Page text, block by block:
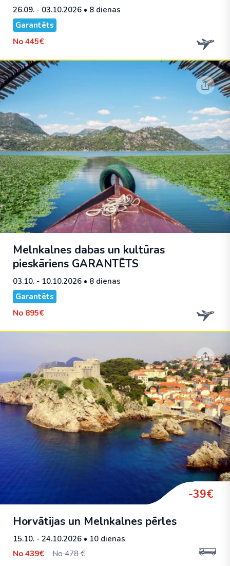
26.09. - 03.10.2026 • 8 dienas
Garantēts
No 445€
Melnkalnes dabas un kultūras
pieskāriens GARANTĒTS
03.10. - 10.10.2026 • 8 dienas
Garantēts
No 895€
-39€
Horvātijas un Melnkalnes pērles
15.10. - 24.10.2026 • 10 dienas
No 439€ No 478 €